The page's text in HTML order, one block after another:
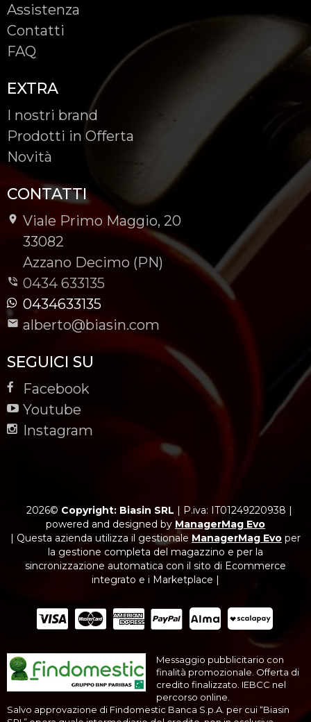
Assistenza
Contatti
FAQ
EXTRA
I nostri brand
Prodotti in Offerta
Novità
CONTATTI
Viale Primo Maggio, 20
-
33082
-
Azzano Decimo (PN)
0434 633135
0434633135
alberto@biasin.com
SEGUICI SU
Facebook
Youtube
Instagram
2026© Copyright: Biasin SRL | P.iva: IT01249220938 |
powered and designed by ManagerMag Evo
| Questa azienda utilizza il gestionale ManagerMag Evo per
la gestione completa del magazzino e per la
sincronizzazione automatica con il sito di Ecommerce
integrato e i Marketplace |
Messaggio pubblicitario con
finalità promozionale. Offerta di
credito finalizzato. IEBCC nel
percorso online.
Salvo approvazione di Findomestic Banca S.p.A. per cui “Biasin